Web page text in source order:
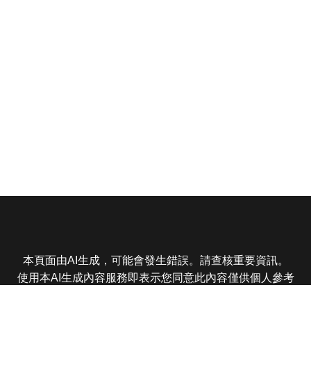
本頁面由AI生成，可能會發生錯誤。請查核重要資訊。
使用本AI生成內容服務即表示您同意此內容僅供個人參考